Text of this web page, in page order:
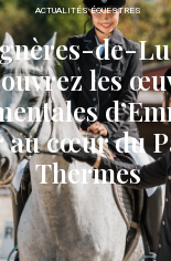
ACTUALITÉS ÉQUESTRES
de-
les
au cœur du
Thermes